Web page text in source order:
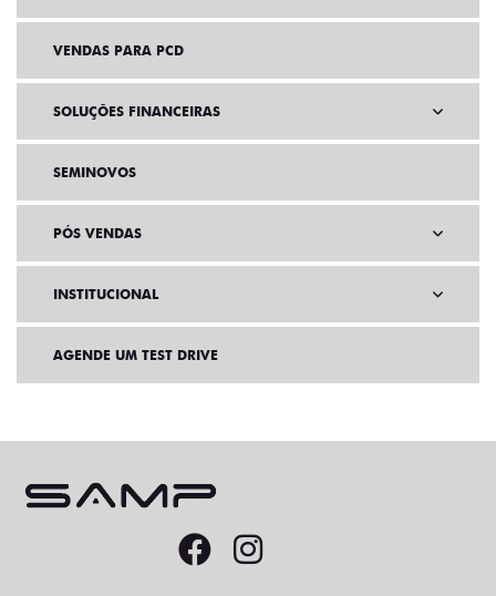
VENDAS PARA PCD
SOLUÇÕES FINANCEIRAS
SEMINOVOS
PÓS VENDAS
INSTITUCIONAL
AGENDE UM TEST DRIVE